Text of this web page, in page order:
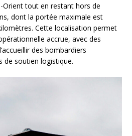
tout en restant hors de
dont la portée maximale est
Cette localisation permet
accrue, avec des
des bombardiers
de soutien logistique.